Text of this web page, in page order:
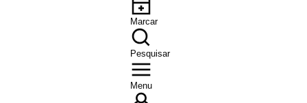
Marcar
Pesquisar
Menu